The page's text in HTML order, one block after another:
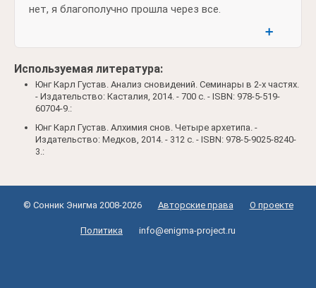
нет, я благополучно прошла через все.
➕
Используемая литература:
Юнг Карл Густав. Анализ сновидений. Семинары в 2-х частях.
- Издательство: Касталия, 2014. - 700 c. - ISBN: 978-5-519-
60704-9.:
Юнг Карл Густав. Алхимия снов. Четыре архетипа. -
Издательство: Медков, 2014. - 312 c. - ISBN: 978-5-9025-8240-
3.:
© Сонник Энигма 2008-2026 Авторские права О проекте
Политика info@enigma-project.ru